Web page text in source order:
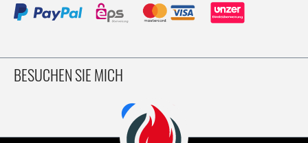
BESUCHEN SIE MICH